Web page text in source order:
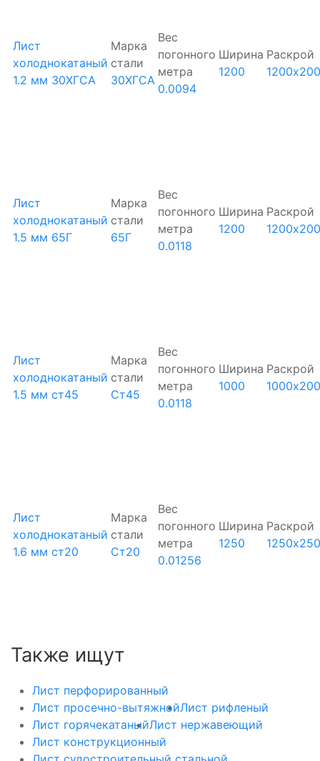
Лист
холоднокатаный
1.2 мм 30ХГСА
Марка
стали
30ХГСА
Вес
погонного
метра
0.0094
Ширина
1200
Раскрой
Лист
холоднокатаный
1.5 мм 65Г
Марка
стали
65Г
Вес
погонного
метра
0.0118
Ширина
1200
Раскрой
Лист
холоднокатаный
1.5 мм ст45
Марка
стали
Ст45
Вес
погонного
метра
0.0118
Ширина
1000
Раскрой
Лист
холоднокатаный
1.6 мм ст20
Марка
стали
Ст20
Вес
погонного
метра
0.01256
Ширина
1250
Раскрой
Также ищут
Лист перфорированный
Лист просечно-вытяжнойЛист рифленый
Лист горячекатаныйЛист нержавеющий
Лист конструкционный